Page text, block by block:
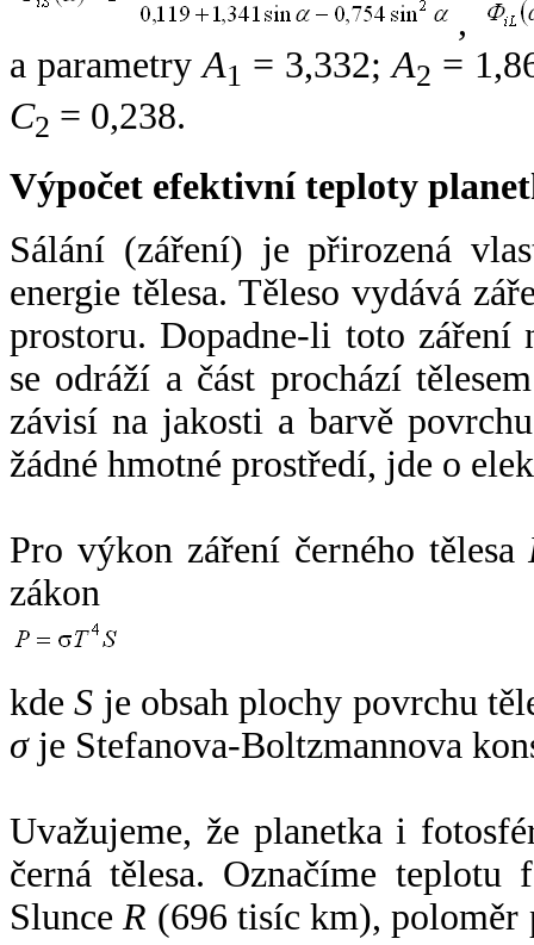
,
a parametryA1 = 3,332;A2 =
C2 = 0,238.
Výpočet efektivní teploty
Sálání (záření) je přirozená
energie tělesa. Těleso vydává
prostoru. Dopadne-li toto záření
se odráží a část prochází
závisí na jakosti a barvě
žádné hmotné prostředí, jde o
Pro výkon záření černého tělesa
zákon
kdeS je obsah plochy povrchu
σje Stefanova-Boltzmannova
Uvažujeme, že planetka i
černá tělesa. Označíme
SlunceR (696 tisíc km),